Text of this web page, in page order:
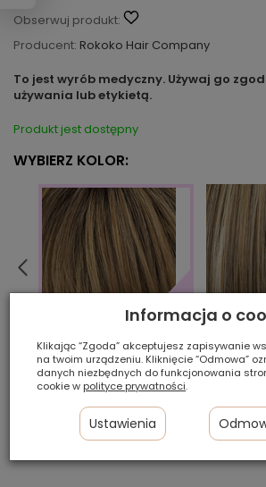
Obserwuj produkt:
Producent: Rokoko Hair Company
To jest wyrób medyczny. Używaj go
używania lub etykietą.
Produkt jest dostępny
WYBIERZ KOLOR:
26/27/19/8R
Informacja o
Klikając “Zgoda” akceptujesz zapisywanie
na twoim urządzeniu. Kliknięcie “Odmowa”
danych niezbędnych do funkcjonowania
cookie w polityce prywatności.
Ustawienia